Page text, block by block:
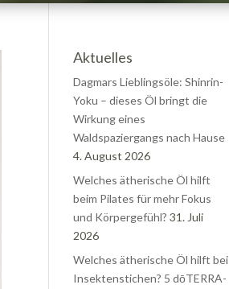
Aktuelles
Dagmars Lieblingsöle: Shinrin-
Yoku – dieses Öl bringt die
Wirkung eines
Waldspaziergangs nach Hause
4. August 2026
Welches ätherische Öl hilft
beim Pilates für mehr Fokus
und Körpergefühl? 31. Juli
2026
Welches ätherische Öl hilft bei
Insektenstichen? 5 dōTERRA-